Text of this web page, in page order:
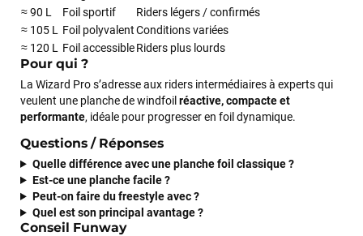
≈ 90 L
Foil sportif
Riders légers / confirmés
≈ 105 L
Foil polyvalentConditions variées
≈ 120 L
Foil accessibleRiders plus lourds
Pour qui ?
La Wizard Pro s’adresse aux riders intermédiaires à experts qui
veulent une planche de windfoil réactive, compacte et
performante, idéale pour progresser en foil dynamique.
Questions / Réponses
Quelle différence avec une planche foil classique ?
Est-ce une planche facile ?
Peut-on faire du freestyle avec ?
Quel est son principal avantage ?
Conseil Funway
J’ai commandé un pack via leur site internet. À peine la
commande validée, le magasin m’a appelé pour confirmer
avec moi les caractéristiques des équipements, me conseiller
sur le matériel à choisir, et m’a même offert du matériel en
plus. Niveau réactivité, c’est au top : la commande est partie
le lendemain, et j’ai bien reçu tout le matériel dans un colis
propre et soigné. Plus qu’à tester ça sur l’eau ! Je
recommande vivement ce magasin pour son
professionnalisme et sa réactivité.
Sébastien BACHELIER
Cela faisait 6 mois que je galérais à remplacer ma board eux